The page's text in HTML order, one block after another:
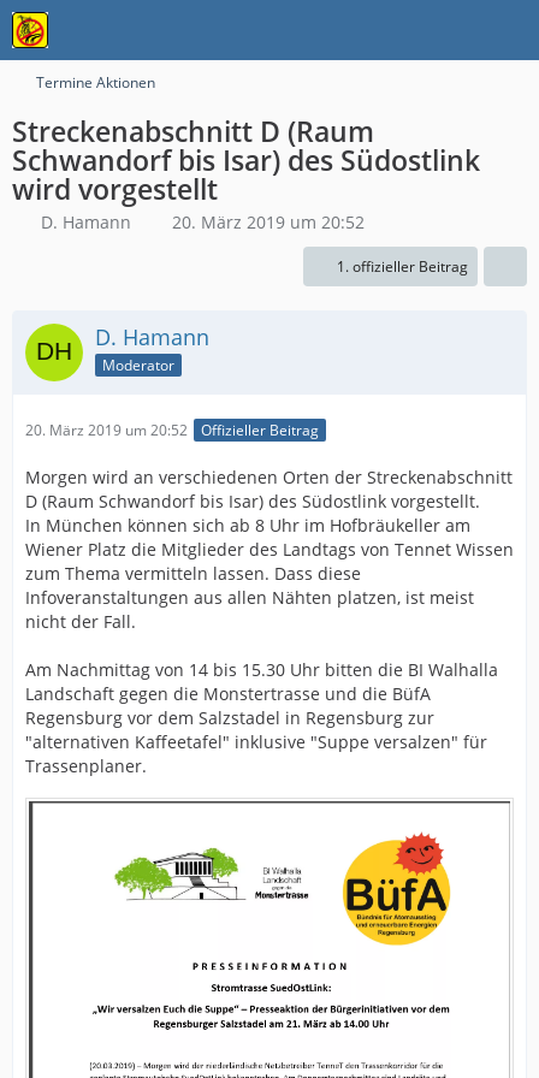
Termine Aktionen
Streckenabschnitt D (Raum
Schwandorf bis Isar) des Südostlink
wird vorgestellt
D. Hamann 20. März 2019 um 20:52
1. offizieller Beitrag
D. Hamann
Moderator
20. März 2019 um 20:52 Offizieller Beitrag
Morgen wird an verschiedenen Orten der Streckenabschnitt
D (Raum Schwandorf bis Isar) des Südostlink vorgestellt.
In München können sich ab 8 Uhr im Hofbräukeller am
Wiener Platz die Mitglieder des Landtags von Tennet Wissen
zum Thema vermitteln lassen. Dass diese
Infoveranstaltungen aus allen Nähten platzen, ist meist
nicht der Fall.
Am Nachmittag von 14 bis 15.30 Uhr bitten die BI Walhalla
Landschaft gegen die Monstertrasse und die BüfA
Regensburg vor dem Salzstadel in Regensburg zur
"alternativen Kaffeetafel" inklusive "Suppe versalzen" für
Trassenplaner.